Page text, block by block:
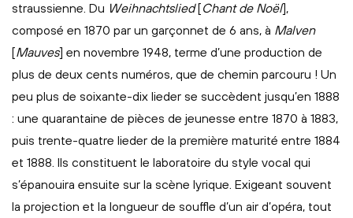
straussienne. Du Weihnachtslied[Chant de Noël],
composé en 1870 par un garçonnet de 6 ans, à Malven
[Mauves] en novembre 1948, terme d’une production de
plus de deux cents numéros, que de chemin parcouru ! Un
peu plus de soixante-dix lieder se succèdent jusqu’en 1888
: une quarantaine de pièces de jeunesse entre 1870 à 1883,
puis trente-quatre lieder de la première maturité entre 1884
et 1888. Ils constituent le laboratoire du style vocal qui
s’épanouira ensuite sur la scène lyrique. Exigeant souvent
la projection et la longueur de souffle d’un air d’opéra, tout